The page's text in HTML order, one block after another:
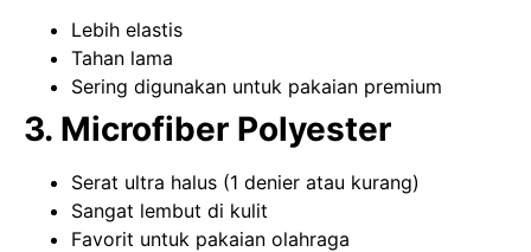
Lebih elastis
Tahan lama
Sering digunakan untuk pakaian premium
3. Microfiber Polyester
Serat ultra halus (1 denier atau kurang)
Sangat lembut di kulit
Favorit untuk pakaian olahraga